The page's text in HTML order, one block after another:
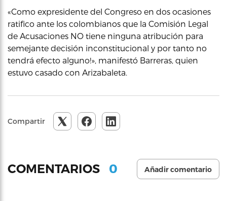
«Como expresidente del Congreso en dos ocasiones
ratifico ante los colombianos que la Comisión Legal
de Acusaciones NO tiene ninguna atribución para
semejante decisión inconstitucional y por tanto no
tendrá efecto alguno!», manifestó Barreras, quien
estuvo casado con Arizabaleta.
Compartir
COMENTARIOS 0 Añadir comentario